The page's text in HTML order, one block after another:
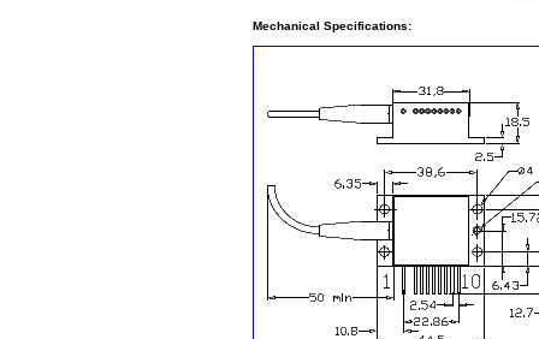
Mechanical Specifications: